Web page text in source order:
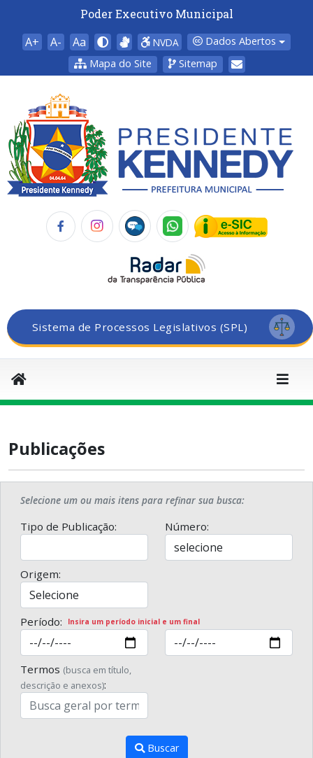
Poder Executivo Municipal
A+ A- Aa NVDA
Dados Abertos
Mapa do Site
Sitemap
Sistema de Processos Legislativos (SPL)
Publicações
Selecione um ou mais itens para refinar sua busca:
Tipo de Publicação: Número:
Origem:
Período: Insira um período inicial e um final
Termos (busca em título,
descrição e anexos):
Buscar